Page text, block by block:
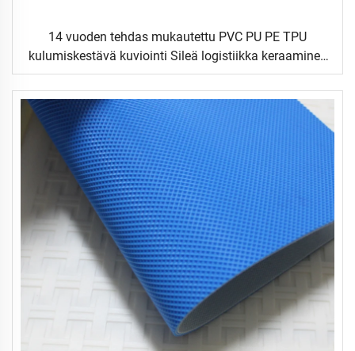
14 vuoden tehdas mukautettu PVC PU PE TPU
kulumiskestävä kuviointi Sileä logistiikka keraaminen
elintarvike teollinen tasomainen elintarvikkeiden
kuljetinhihna